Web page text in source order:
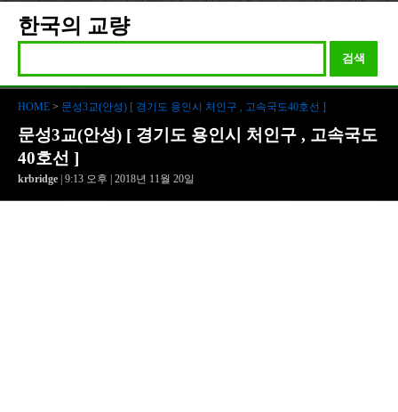
한국의 교량
검색
HOME > 문성3교(안성) [ 경기도 용인시 처인구 , 고속국도40호선 ]
문성3교(안성) [ 경기도 용인시 처인구 , 고속국도
40호선 ]
krbridge | 9:13 오후 | 2018년 11월 20일